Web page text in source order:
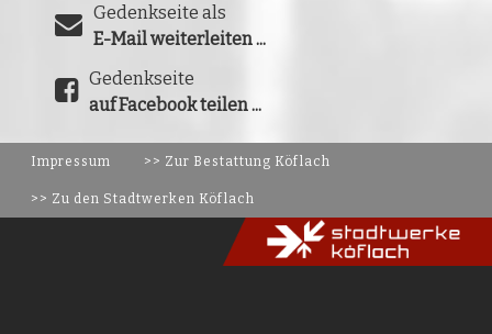
Gedenkseite als
E-Mail weiterleiten ...
Gedenkseite
auf Facebook teilen ...
Impressum >> Zur Bestattung Köflach
>> Zu den Stadtwerken Köflach